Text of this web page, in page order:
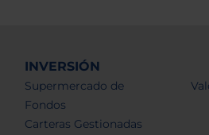
INVERSIÓN
Supermercado de
Fondos
Carteras Gestionadas